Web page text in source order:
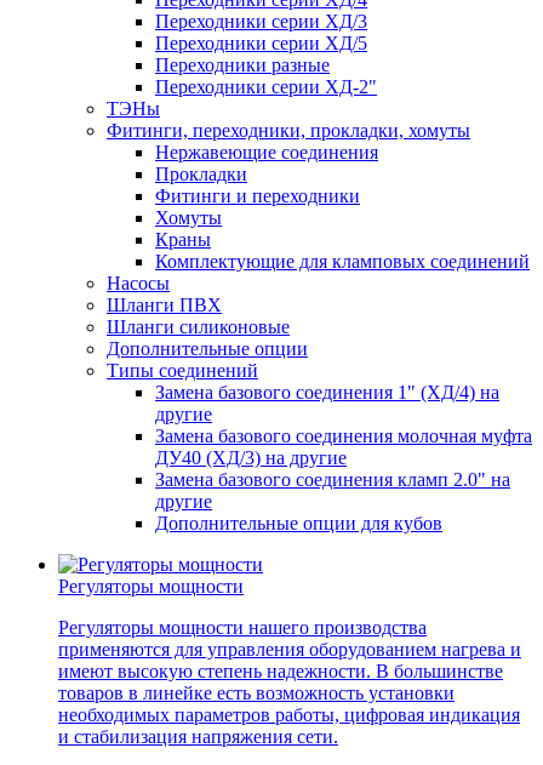
Переходники серии ХД/3
Переходники серии ХД/5
Переходники разные
Переходники серии ХД-2"
ТЭНы
Фитинги, переходники, прокладки, хомуты
Нержавеющие соединения
Прокладки
Фитинги и переходники
Хомуты
Краны
Комплектующие для кламповых соединений
Насосы
Шланги ПВХ
Шланги силиконовые
Дополнительные опции
Типы соединений
Замена базового соединения 1" (ХД/4) на
другие
Замена базового соединения молочная муфта
ДУ40 (ХД/3) на другие
Замена базового соединения кламп 2.0" на
другие
Дополнительные опции для кубов
Регуляторы мощности
Регуляторы мощности нашего производства
применяются для управления оборудованием нагрева и
имеют высокую степень надежности. В большинстве
товаров в линейке есть возможность установки
необходимых параметров работы, цифровая индикация
и стабилизация напряжения сети.